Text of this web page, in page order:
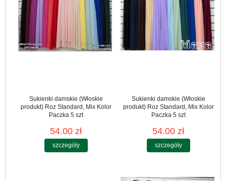
Sukienki damskie (Włoskie
produkt) Roz Standard, Mix Kolor
Paczka 5 szt
54.00 zł
szczegóły
Sukienki damskie (Włoskie
produkt) Roz Standard, Mix Kolor
Paczka 5 szt
54.00 zł
szczegóły